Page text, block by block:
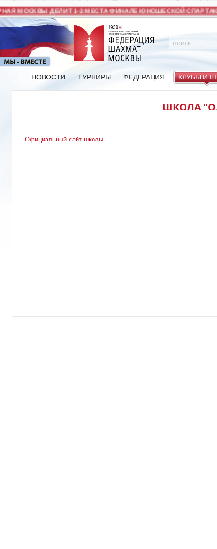
МОСКВЫ ДЕЛИТ 1-3 МЕСТА ФИНАЛЕ ЮНОШЕСКОЙ
НОВОСТИ ТУРНИРЫ ФЕДЕРАЦИЯ КЛУБЫ И
ШКОЛА
Официальный сайт школы.